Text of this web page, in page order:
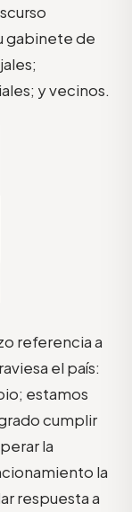
gabinete de
y vecinos.
referencia a
el país:
estamos
cumplir
la
la
respuesta a